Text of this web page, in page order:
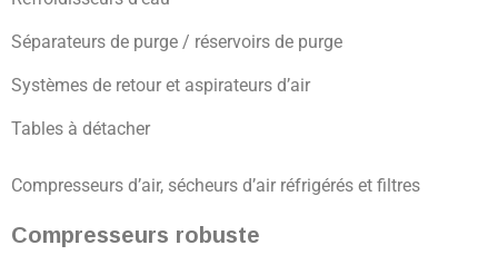
Séparateurs de purge / réservoirs de purge
Systèmes de retour et aspirateurs d’air
Tables à détacher
Compresseurs d’air, sécheurs d’air réfrigérés et filtres
Compresseurs robuste